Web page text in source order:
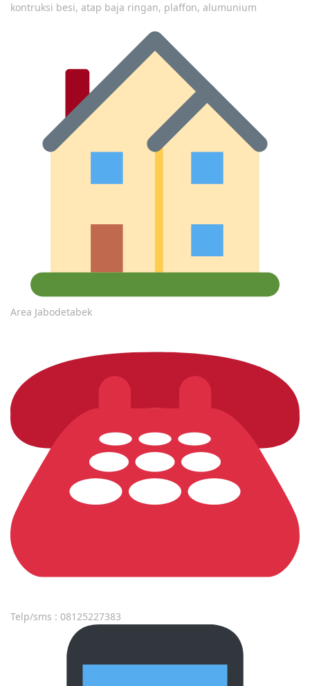
kontruksi besi, atap baja ringan, plaffon, alumunium
Area Jabodetabek
Telp/sms : 08125227383